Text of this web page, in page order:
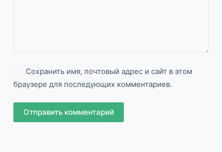
Сохранить имя, почтовый адрес и сайт в этом
браузере для последующих комментариев.
Отправить комментарий